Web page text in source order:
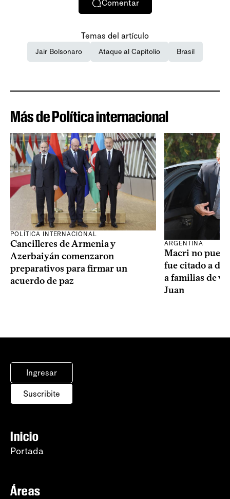
Comentar
Temas del artículo
Jair Bolsonaro Ataque al Capitolio Brasil
Más de Política internacional
POLÍTICA INTERNACIONAL
Cancilleres de Armenia y
Azerbaiyán comenzaron
preparativos para firmar un
acuerdo de paz
ARGENTINA
Macri no
fue citado a
a familias de
Juan
Ingresar
Suscribite
Inicio
Portada
Áreas